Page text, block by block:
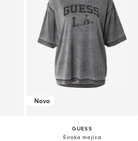
Novo
GUESS
Široka majica